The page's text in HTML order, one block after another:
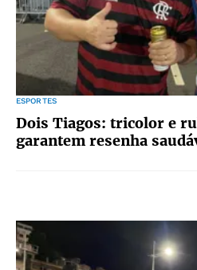
ESPORTES
Dois Tiagos: tricolor e
garantem resenha